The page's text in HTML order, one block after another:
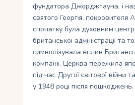
фундатора Джорджтауна, і
святого Георгія, покровителя
спочатку була духовним
британської адміністрації та
символізувала вплив
компанії. Церква пережила
під час Другої світової війни
у 1948 році після пошкоджень.